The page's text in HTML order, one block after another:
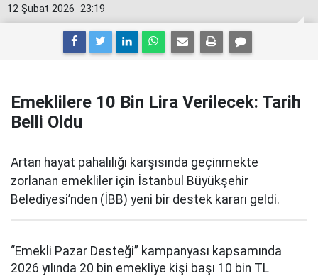
23:19
12 Şubat 2026
Emeklilere 10 Bin Lira Verilecek: Tarih
Belli Oldu
Artan hayat pahalılığı karşısında geçinmekte
zorlanan emekliler için İstanbul Büyükşehir
Belediyesi’nden (İBB) yeni bir destek kararı geldi.
“Emekli Pazar Desteği” kampanyası kapsamında
2026 yılında 20 bin emekliye kişi başı 10 bin TL